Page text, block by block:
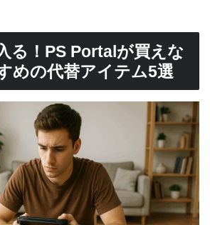
る！PS Portalが買えな
めの代替アイテム5選